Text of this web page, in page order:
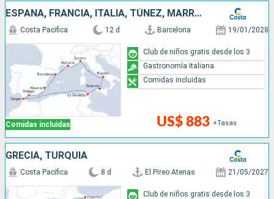
ESPAÑA, FRANCIA, ITALIA, TÚNEZ, MARRUECOS
Comidas incluidas
Costa Pacifica 12 d Barcelona 19/01/2028
US$ 883 +Tasas
Club de niños gratis desde los 3
Gastronomía italiana
Comidas incluidas
GRECIA, TURQUÍA
Costa Pacifica 8 d El Pireo Atenas 21/05/2027
Club de niños gratis desde los 3